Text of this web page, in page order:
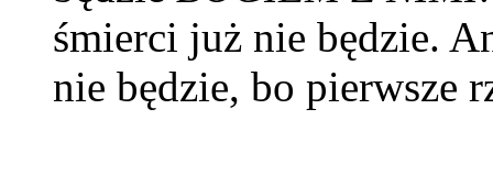
śmierci już nie będzie.
nie będzie, bo pierwsze